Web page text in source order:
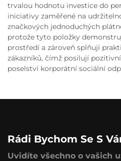
trvalou hodnotu investice do
iniciativy zaměřené na
značkových jednoduchých
protože tyto položky
prostředí a zároveň splňují
zákazníků, čímž posilují
poselství korporátní sociální
Rádi Bychom Se S
Uvidíte všechno o vašich